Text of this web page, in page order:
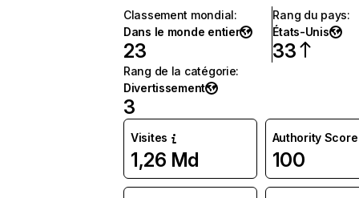
Classement mondial:
Dans le monde entier
23
Rang du pays:
États-Unis
33
Rang de la catégorie:
Divertissement
3
Visites
1,26 Md
Authority Score
100